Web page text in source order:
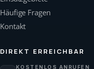
Häufige Fragen
Kontakt
DIREKT ERREICHBAR
KOSTENLOS ANRUFEN